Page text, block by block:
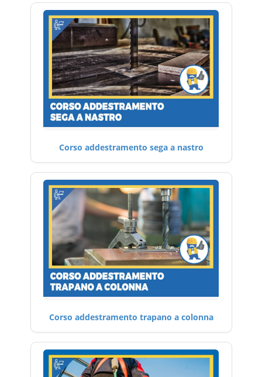
Corso addestramento sega a nastro
Corso addestramento trapano a colonna